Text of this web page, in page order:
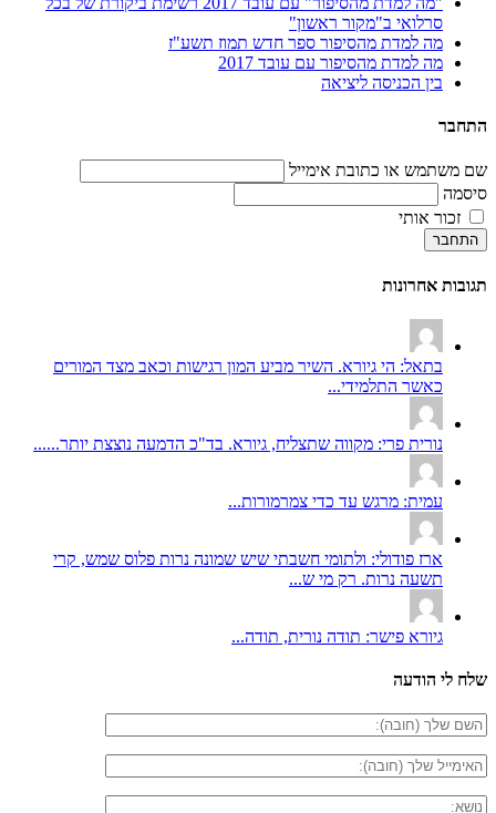
סרלואי ב"מקור ראשון"
מה למדת מהסיפור ספר חדש תמוז תשע"ז
מה למדת מהסיפור עם עובד 2017
בין הכניסה ליציאה
התחבר
שם משתמש או כתובת אימייל
סיסמה
זכור אותי
התחבר
תגובות אחרונות
בתאל: הי גיורא. השיר מביע המון רגישות וכאב מצד המורים
כאשר התלמידי...
נורית פרי: מקווה שתצליח, גיורא. בד"כ הדמעה נוצצת יותר......
עמית: מרגש עד כדי צמרמורות...
ארז פודולי: ולתומי חשבתי שיש שמונה נרות פלוס שמש, קרי
תשעה נרות. רק מי ש...
גיורא פישר: תודה נורית, תודה...
שלח לי הודעה